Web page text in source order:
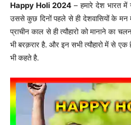
Happy Holi 2024 – हमारे देश भारत में
उससे कुछ दिनों पहले से ही देशवासियों के मन
प्राचीन काल से ही त्यौहारो को मानाने का
भी बरक़रार है. और इन सभी त्यौहारो में से एक है
भी कहते है.